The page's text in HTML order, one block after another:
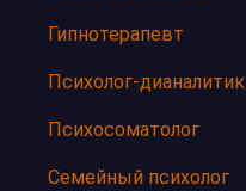
Гипнотерапевт
Психолог-дианалитик
Психосоматолог
Семейный психолог